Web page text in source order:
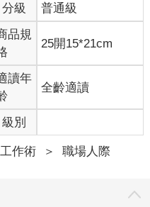
陷入認為「明明自己沒錯，
佳選項的訣竅是，接受「小
當時情況，歸納出你的最佳
危不亂。
外生枝，再次激怒對方」；
短、訊息充分、態度友善、
取代直接回應，不翻舊帳，
心態。
「完全制勝」；對不當行為
提出違法後果，不要指望完
突人格，只要遇上難纏的
分級 普通級
品規
25開15*21cm
讀年
全齡適讀
級別
作術 ＞ 職場人際